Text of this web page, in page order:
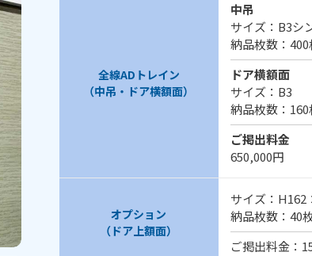
全線ADトレイン
（中吊・ドア横額面）
中吊
サイズ：B3シ
納品枚数：400
ドア横額面
サイズ：B3
納品枚数：160
ご掲出料金
650,000円
オプション
（ドア上額面）
サイズ：
納品枚数：40
ご掲出料金：